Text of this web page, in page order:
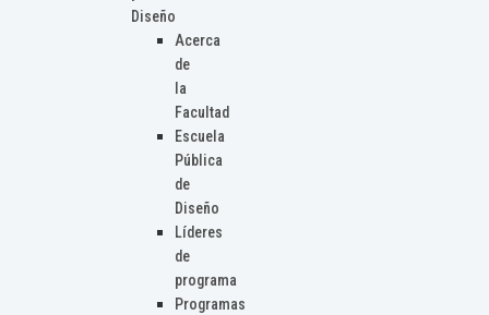
Diseño
Acerca
de
la
Facultad
Escuela
Pública
de
Diseño
Líderes
de
programa
Programas